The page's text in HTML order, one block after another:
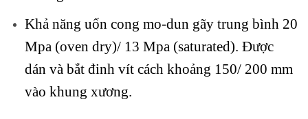
Khả năng uốn cong mo-dun gãy trung bình 20
Mpa (oven dry)/ 13 Mpa (saturated). Được
dán và bắt đinh vít cách khoảng 150/ 200 mm
vào khung xương.